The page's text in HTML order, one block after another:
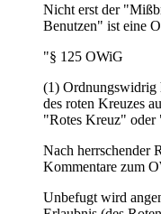
Nicht erst der
Benutzen" ist eine
"§ 125 OWiG
(1) Ordnungswidrig
des roten Kreuzes
"Rotes Kreuz"
Nach herrschender
Kommentare zum
Unbefugt wird